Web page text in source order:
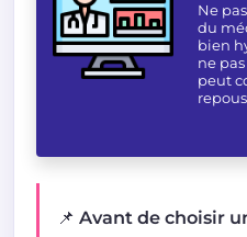
Ne
du
bien
ne
peut
📌 Avant de choisir